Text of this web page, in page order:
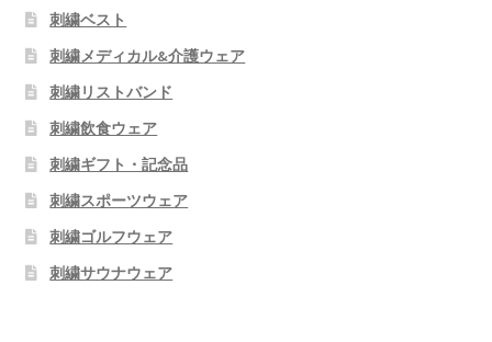
刺繍ベスト
刺繍メディカル&介護ウェア
刺繍リストバンド
刺繍飲食ウェア
刺繍ギフト・記念品
刺繍スポーツウェア
刺繍ゴルフウェア
刺繍サウナウェア